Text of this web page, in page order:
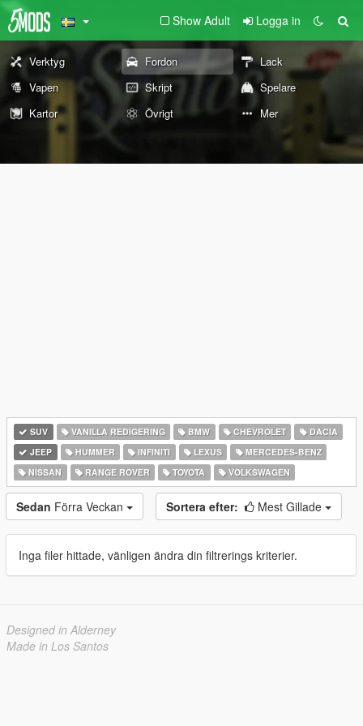
Show Adult Logga in
Verktyg Fordon
Lack
Vapen
Skript
Spelare
Kartor
Övrigt Mer
SUV VANILLA REDIGERING BMW CHEVROLET
DACIA
JEEP
HUMMER INFINITI LEXUS
MERCEDES-BENZ
NISSAN
RANGE ROVER TOYOTA VOLKSWAGEN
Sedan Förra Veckan Sortera efter: Mest Gillade
Inga filer hittade, vänligen ändra din filtrerings kriterier.
Designed in Alderney
Made in Los Santos